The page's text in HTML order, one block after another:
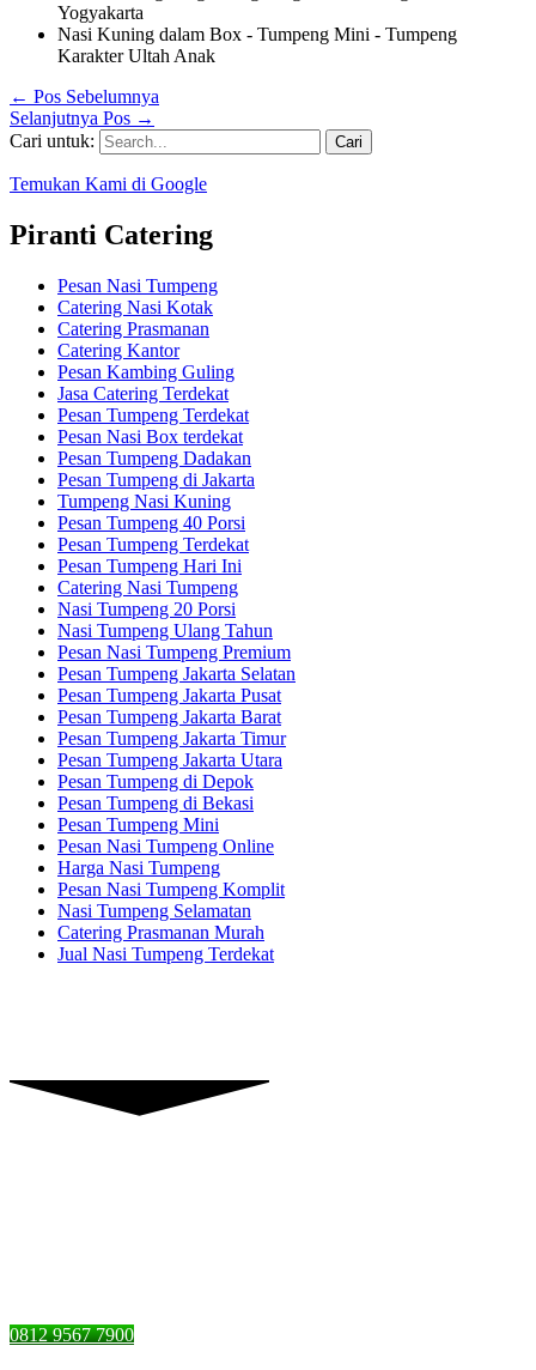
Yogyakarta
Nasi Kuning dalam Box - Tumpeng Mini - Tumpeng
Karakter Ultah Anak
← Pos Sebelumnya
Selanjutnya Pos →
Cari untuk:
Temukan Kami di Google
Piranti Catering
Pesan Nasi Tumpeng
Catering Nasi Kotak
Catering Prasmanan
Catering Kantor
Pesan Kambing Guling
Jasa Catering Terdekat
Pesan Tumpeng Terdekat
Pesan Nasi Box terdekat
Pesan Tumpeng Dadakan
Pesan Tumpeng di Jakarta
Tumpeng Nasi Kuning
Pesan Tumpeng 40 Porsi
Pesan Tumpeng Terdekat
Pesan Tumpeng Hari Ini
Catering Nasi Tumpeng
Nasi Tumpeng 20 Porsi
Nasi Tumpeng Ulang Tahun
Pesan Nasi Tumpeng Premium
Pesan Tumpeng Jakarta Selatan
Pesan Tumpeng Jakarta Pusat
Pesan Tumpeng Jakarta Barat
Pesan Tumpeng Jakarta Timur
Pesan Tumpeng Jakarta Utara
Pesan Tumpeng di Depok
Pesan Tumpeng di Bekasi
Pesan Tumpeng Mini
Pesan Nasi Tumpeng Online
Harga Nasi Tumpeng
Pesan Nasi Tumpeng Komplit
Nasi Tumpeng Selamatan
Catering Prasmanan Murah
Jual Nasi Tumpeng Terdekat
0812 9567 7900